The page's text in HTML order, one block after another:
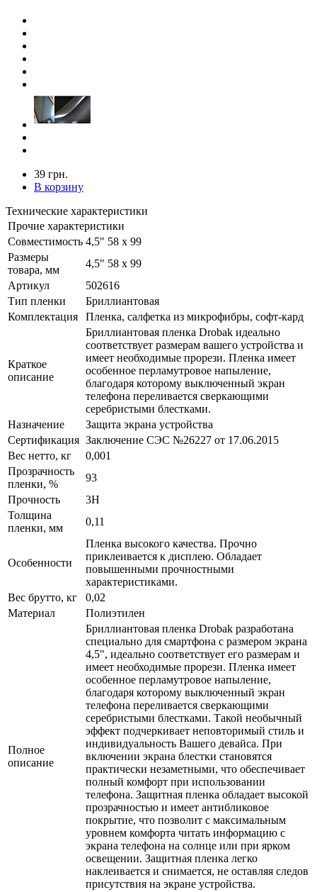
39 грн.
В корзину
Технические характеристики
Прочие характеристики
Совместимость 4,5" 58 х 99
Размеры
товара, мм
4,5" 58 х 99
Артикул
502616
Тип пленки
Бриллиантовая
Комплектация
Пленка, салфетка из микрофибры, софт-кард
Краткое
описание
Бриллиантовая пленка Drobak идеально
соответствует размерам вашего устройства и
имеет необходимые прорези. Пленка имеет
особенное перламутровое напыление,
благодаря которому выключенный экран
телефона переливается сверкающими
серебристыми блестками.
Назначение
Защита экрана устройства
Сертификация Заключение СЭС №26227 от 17.06.2015
Вес нетто, кг
0,001
Прозрачность
пленки, %
93
Прочность
3H
Толщина
пленки, мм
0,11
Особенности
Пленка высокого качества. Прочно
приклеивается к дисплею. Обладает
повышенными прочностными
характеристиками.
Вес брутто, кг
0,02
Материал
Полиэтилен
Полное
описание
Бриллиантовая пленка Drobak разработана
специально для смартфона с размером экрана
4,5", идеально соответствует его размерам и
имеет необходимые прорези. Пленка имеет
особенное перламутровое напыление,
благодаря которому выключенный экран
телефона переливается сверкающими
серебристыми блестками. Такой необычный
эффект подчеркивает неповторимый стиль и
индивидуальность Вашего девайса. При
включении экрана блестки становятся
практически незаметными, что обеспечивает
полный комфорт при использовании
телефона. Защитная пленка обладает высокой
прозрачностью и имеет антибликовое
покрытие, что позволит с максимальным
уровнем комфорта читать информацию с
экрана телефона на солнце или при ярком
освещении. Защитная пленка легко
наклеивается и снимается, не оставляя следов
присутствия на экране устройства.